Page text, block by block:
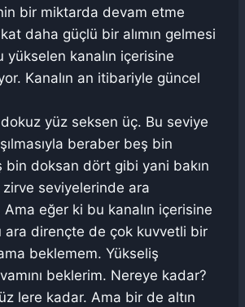
bir miktarda devam etme
daha güçlü bir alımın gelmesi
yükselen kanalın içerisine
Kanalın an itibariyle güncel
yüz seksen üç. Bu seviye
beraber beş bin
bin doksan dört gibi yani bakın
seviyelerinde ara
eğer ki bu kanalın içerisine
ara dirençte de çok kuvvetli bir
beklemem. Yükseliş
beklerim. Nereye kadar?
lere kadar. Ama bir de altın